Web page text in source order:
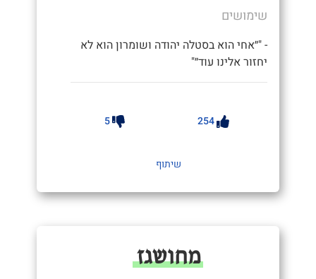
שימושים
- "״אחי הוא בסטלה יהודה ושומרון הוא לא
יחזור אלינו עוד״"
254
5
שיתוף
מחושגז